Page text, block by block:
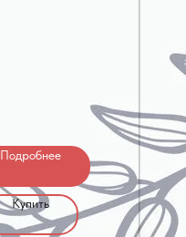
Подробнее
Купить